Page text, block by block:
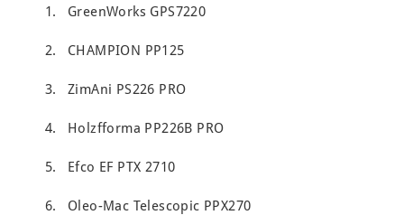
GreenWorks GPS7220
CHAMPION PP125
ZimAni PS226 PRO
Holzfforma PP226B PRO
Efco EF PTX 2710
Oleo-Mac Telescopic PPX270